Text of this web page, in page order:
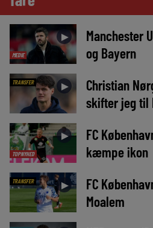
MEDIE
►
Manchester
og Bayern
TRANSFER ►
Christian
skifter jeg til
TOPNYHED
►
FC
kæmpe ikon
TRANSFER ►
FC
Moalem